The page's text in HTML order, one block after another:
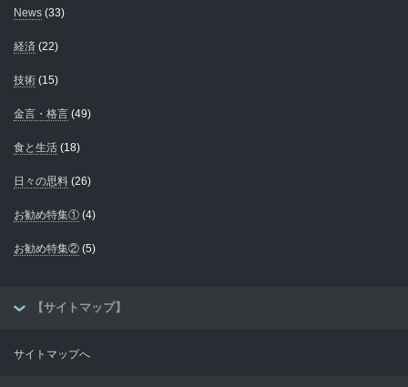
News (33)
経済 (22)
技術 (15)
金言・格言 (49)
食と生活 (18)
日々の思料 (26)
お勧め特集① (4)
お勧め特集② (5)
【サイトマップ】
サイトマップへ